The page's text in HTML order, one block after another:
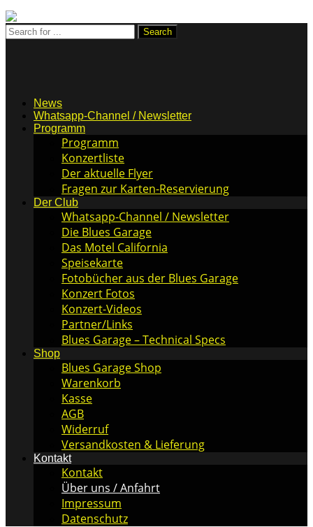
News
Whatsapp-Channel / Newsletter
Programm
Programm
Konzertliste
Der aktuelle Flyer
Fragen zur Karten-Reservierung
Der Club
Whatsapp-Channel / Newsletter
Die Blues Garage
Das Motel California
Speisekarte
Fotobücher aus der Blues Garage
Konzert Fotos
Konzert-Videos
Partner/Links
Blues Garage – Technical Specs
Shop
Blues Garage Shop
Warenkorb
Kasse
AGB
Widerruf
Versandkosten & Lieferung
Kontakt
Kontakt
Über uns / Anfahrt
Impressum
Datenschutz